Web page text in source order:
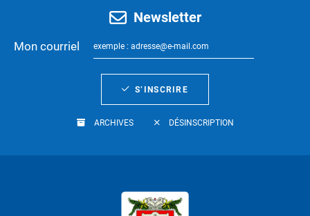
Newsletter
Mon courriel
S’INSCRIRE
ARCHIVES DÉSINSCRIPTION